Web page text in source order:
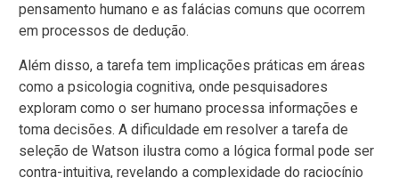
pensamento humano e as falácias comuns que ocorrem
em processos de dedução.
Além disso, a tarefa tem implicações práticas em áreas
como a psicologia cognitiva, onde pesquisadores
exploram como o ser humano processa informações e
toma decisões. A dificuldade em resolver a tarefa de
seleção de Watson ilustra como a lógica formal pode ser
contra-intuitiva, revelando a complexidade do raciocínio